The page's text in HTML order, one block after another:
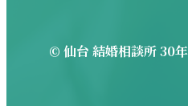
© 仙台 結婚相談所 30